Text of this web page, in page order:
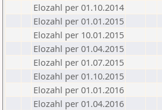
Elozahl per 01.10.2014
Elozahl per 01.01.2015
Elozahl per 10.01.2015
Elozahl per 01.04.2015
Elozahl per 01.07.2015
Elozahl per 01.10.2015
Elozahl per 01.01.2016
Elozahl per 01.04.2016